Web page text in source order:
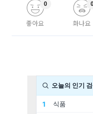
좋아요
0
화나요